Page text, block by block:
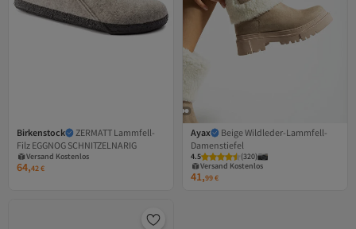
Birkenstock
ZERMATT Lammfell-
Filz EGGNOG SCHNITZELNARIG
Versand Kostenlos
Gratis Versand
Versand Kostenlos
64,42€
Ayax
Beige Wildleder-Lammfell-
Damenstiefel
4.5 (320)
Versand Kostenlos
Gratis Versand
Versand Kostenlos
41,99€